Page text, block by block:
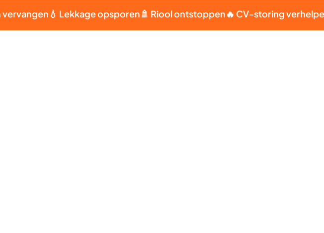
💧 Lekkage opsporen🚿 Riool ontstoppen🔥 CV-storing verhelpen🚽